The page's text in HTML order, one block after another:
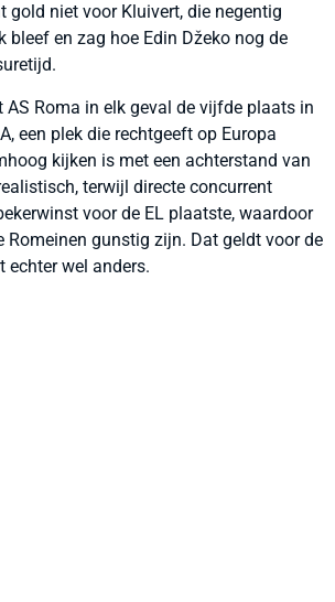
gold niet voor Kluivert, die negentig
bleef en zag hoe Edin Džeko nog de
AS Roma in elk geval de vijfde plaats in
een plek die rechtgeeft op Europa
kijken is met een achterstand van
terwijl directe concurrent
voor de EL plaatste, waardoor
Romeinen gunstig zijn. Dat geldt voor de
echter wel anders.